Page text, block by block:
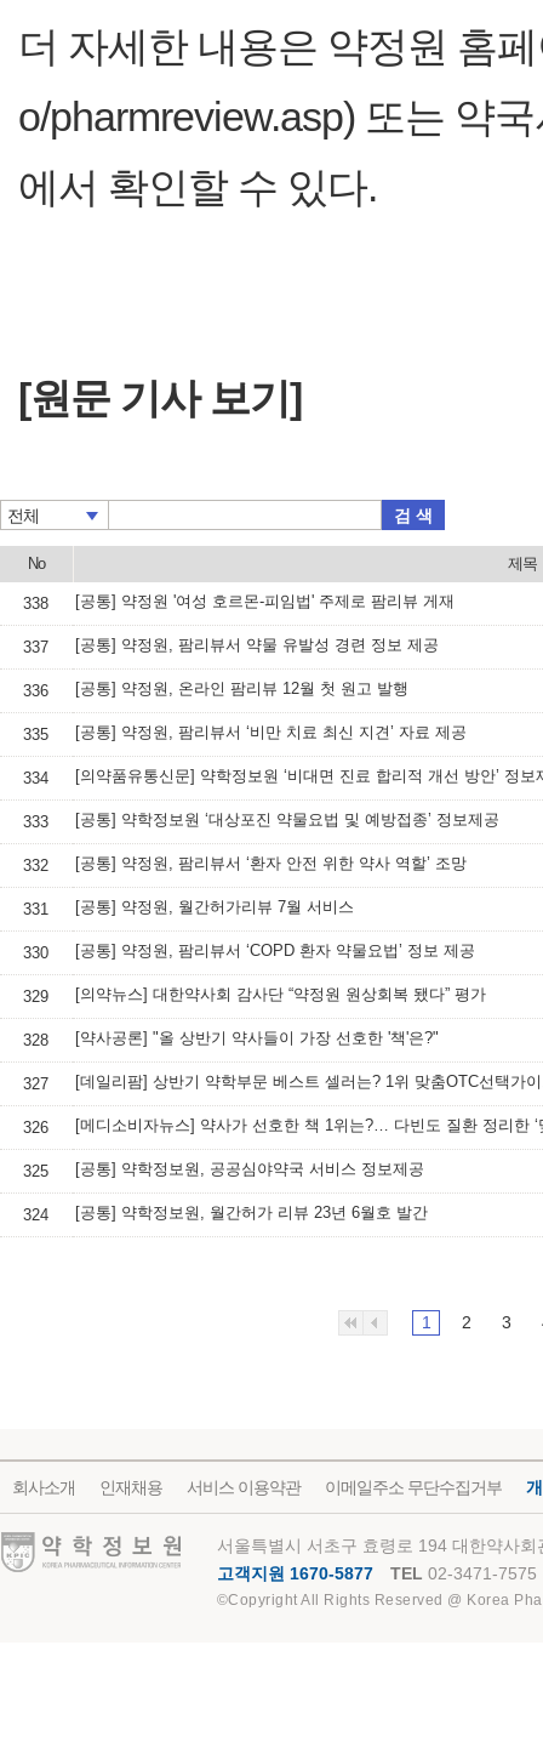
더 자세한 내용은 약정원 홈
o/pharmreview.asp) 또는 약
에서 확인할 수 있다.
[원문 기사 보기]
전체 검 색
No 제목
338 [공통] 약정원 '여성 호르몬-피임법' 주제로 팜리뷰 게재
337 [공통] 약정원, 팜리뷰서 약물 유발성 경련 정보 제공
336 [공통] 약정원, 온라인 팜리뷰 12월 첫 원고 발행
335 [공통] 약정원, 팜리뷰서 ‘비만 치료 최신 지견’ 자료 제공
334 [의약품유통신문] 약학정보원 ‘비대면 진료 합리적 개선 방안’ 정보
333 [공통] 약학정보원 ‘대상포진 약물요법 및 예방접종’ 정보제공
332 [공통] 약정원, 팜리뷰서 ‘환자 안전 위한 약사 역할’ 조망
331 [공통] 약정원, 월간허가리뷰 7월 서비스
330 [공통] 약정원, 팜리뷰서 ‘COPD 환자 약물요법’ 정보 제공
329 [의약뉴스] 대한약사회 감사단 “약정원 원상회복 됐다” 평가
328 [약사공론] "올 상반기 약사들이 가장 선호한 '책'은?"
327 [데일리팜] 상반기 약학부문 베스트 셀러는? 1위 맞춤OTC선택가
326
325 [공통] 약학정보원, 공공심야약국 서비스 정보제공
324 [공통] 약학정보원, 월간허가 리뷰 23년 6월호 발간
1 2 3
회사소개 인재채용 서비스 이용약관 이메일주소 무단수집거부
약학정보원
서울특별시 서초구 효령로 194 대한약사
고객지원 1670-5877
TEL 02-3471-7575
©Copyright All Rights Reserved @ Korea